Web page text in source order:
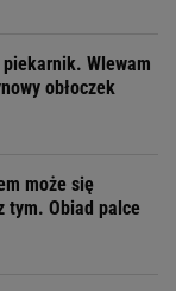
Wlewam
obłoczek
może się
tym. Obiad palce